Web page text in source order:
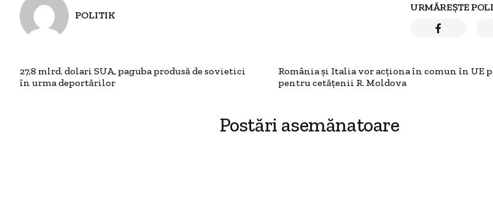
POLITIK
URMĂREȘTE
27,8 mlrd. dolari SUA, paguba produsă de sovietici
în urma deportărilor
România şi Italia vor acţiona în comun în UE
pentru cetăţenii R. Moldova
Postări asemănatoare